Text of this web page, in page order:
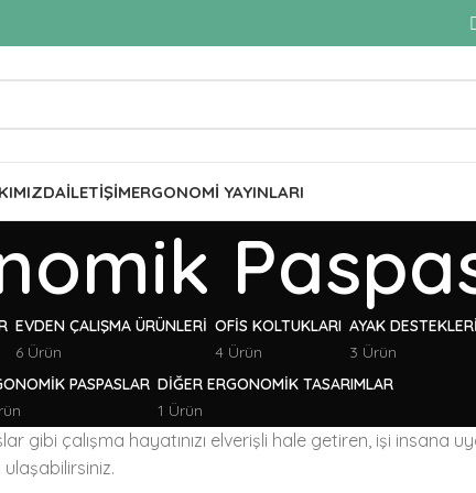
İLETIŞIMERGONOMI YAYINLARI
EVDEN ÇALIŞMA ÜRÜNLERI
6 Ürün
OFIS KOLTUKLARI
4 Ürün
AYAK DESTEKLERI
3 Ürün
PASPASLAR DIĞER ERGONOMIK TASARIMLAR
1 Ürün
gibi çalışma hayatınızı elverişli hale getiren, işi insana